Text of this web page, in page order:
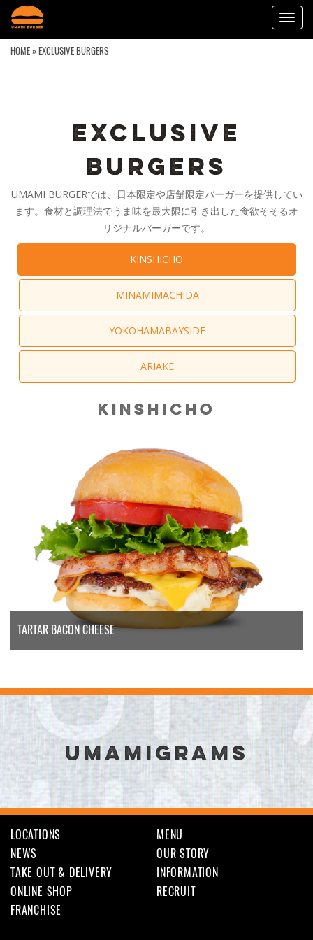
HOME» EXCLUSIVE BURGERS
EXCLUSIVE
BURGERS
UMAMI BURGERでは、日本限定や店舗限定バーガーを提供してい
ます。食材と調理法でうま味を最大限に引き出した食欲そそるオ
リジナルバーガーです。
KINSHICHO
MINAMIMACHIDA
YOKOHAMABAYSIDE
ARIAKE
KINSHICHO
TARTAR BACON CHEESE
UMAMIGRAMS
LOCATIONS
MENU
NEWS
OUR STORY
TAKE OUT & DELIVERY
INFORMATION
ONLINE SHOP
RECRUIT
FRANCHISE